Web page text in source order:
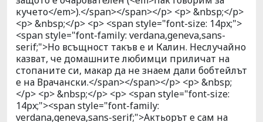
кучето</em>).</span></span></p> <p> &nbsp;</p>
<p> &nbsp;</p> <p> <span style="font-size: 14px;">
<span style="font-family: verdana,geneva,sans-
serif;">Но всъщност такъв е и Калин. Неслучайно
казват, че домашните любимци приличат на
стопаните си, макар да не знаем дали бобтейлът
е на Врачански.</span></span></p> <p> &nbsp;
</p> <p> &nbsp;</p> <p> <span style="font-size:
14px;"><span style="font-family:
verdana,geneva,sans-serif;">Актьорът е сам на